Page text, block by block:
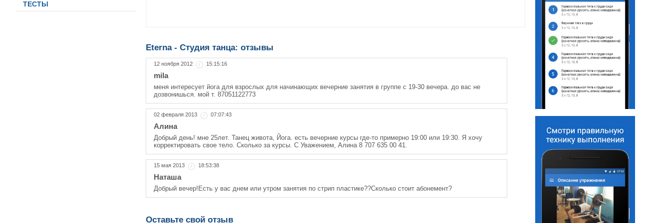
ТЕСТЫ
Eterna - Студия танца: отзывы
12 ноября 2012 15:15:16
mila
меня интересует йога для взрослых для начинающих вечерние занятия в группе с 19-30 вечера. до вас не
дозвонишься. мой т. 87051122773
02 февраля 2013 07:07:43
Алина
Добрый день! мне 25лет. Танец живота, Йога. есть вечерние курсы где-то примерно 19:00 или 19:30. Я хочу
корректировать свое тело. Сколько за курсы. С Уважением, Алина 8 707 635 00 41.
15 мая 2013 18:53:38
Наташа
Добрый вечер!Есть у вас днем или утром занятия по стрип пластике??Сколько стоит абонемент?
Оставьте свой отзыв